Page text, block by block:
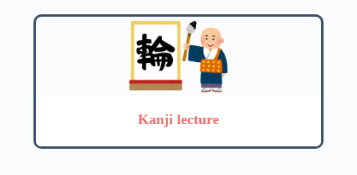
Kanji lecture